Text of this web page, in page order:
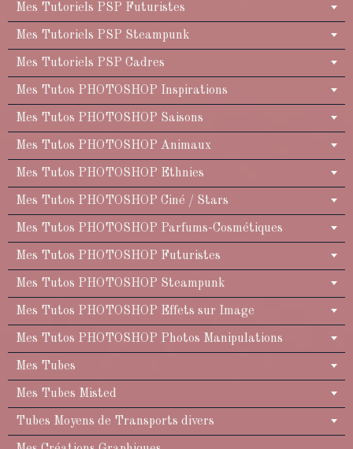
Mes Tutoriels PSP Futuristes
Mes Tutoriels PSP Steampunk
Mes Tutoriels PSP Cadres
Mes Tutos PHOTOSHOP Inspirations
Mes Tutos PHOTOSHOP Saisons
Mes Tutos PHOTOSHOP Animaux
Mes Tutos PHOTOSHOP Ethnies
Mes Tutos PHOTOSHOP Ciné / Stars
Mes Tutos PHOTOSHOP Parfums-Cosmétiques
Mes Tutos PHOTOSHOP Futuristes
Mes Tutos PHOTOSHOP Steampunk
Mes Tutos PHOTOSHOP Effets sur Image
Mes Tutos PHOTOSHOP Photos Manipulations
Mes Tubes
Mes Tubes Misted
Tubes Moyens de Transports divers